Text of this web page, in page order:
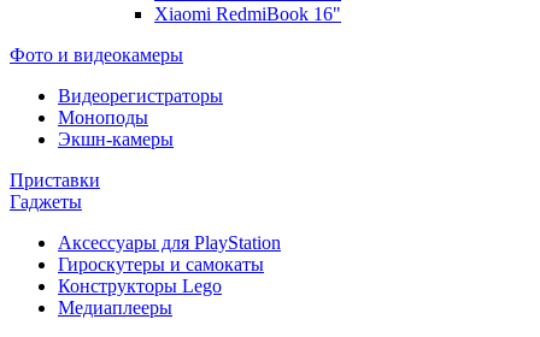
Xiaomi RedmiBook 16"
Фото и видеокамеры
Видеорегистраторы
Моноподы
Экшн-камеры
Приставки
Гаджеты
Аксессуары для PlayStation
Гироскутеры и самокаты
Конструкторы Lego
Медиаплееры